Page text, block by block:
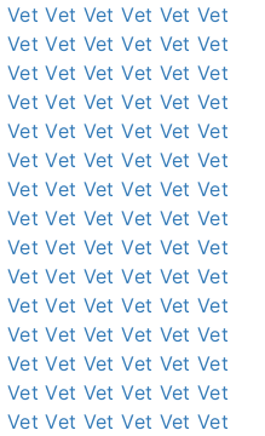
Vet Vet Vet Vet Vet Vet
Vet Vet Vet Vet Vet Vet
Vet Vet Vet Vet Vet Vet
Vet Vet Vet Vet Vet Vet
Vet Vet Vet Vet Vet Vet
Vet Vet Vet Vet Vet Vet
Vet Vet Vet Vet Vet Vet
Vet Vet Vet Vet Vet Vet
Vet Vet Vet Vet Vet Vet
Vet Vet Vet Vet Vet Vet
Vet Vet Vet Vet Vet Vet
Vet Vet Vet Vet Vet Vet
Vet Vet Vet Vet Vet Vet
Vet Vet Vet Vet Vet Vet
Vet Vet Vet Vet Vet Vet